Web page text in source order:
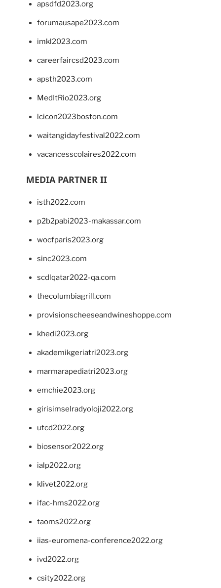
apsdfd2023.org
forumausape2023.com
imkl2023.com
careerfaircsd2023.com
apsth2023.com
MedItRio2023.org
lcicon2023boston.com
waitangidayfestival2022.com
vacancesscolaires2022.com
MEDIA PARTNER II
isth2022.com
p2b2pabi2023-makassar.com
wocfparis2023.org
sinc2023.com
scdlqatar2022-qa.com
thecolumbiagrill.com
provisionscheeseandwineshoppe.com
khedi2023.org
akademikgeriatri2023.org
marmarapediatri2023.org
emchie2023.org
girisimselradyoloji2022.org
utcd2022.org
biosensor2022.org
ialp2022.org
klivet2022.org
ifac-hms2022.org
taoms2022.org
iias-euromena-conference2022.org
ivd2022.org
csity2022.org